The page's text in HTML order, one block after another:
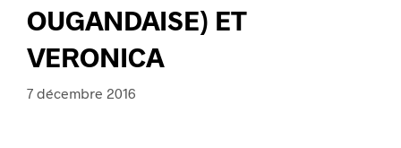
OUGANDAISE) ET
VERONICA
7 décembre 2016